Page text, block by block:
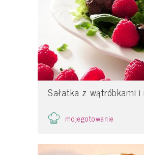
Sałatka z wątróbkami i
mojegotowanie